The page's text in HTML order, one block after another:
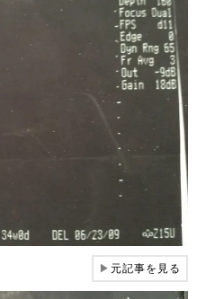
▶元記事を見る